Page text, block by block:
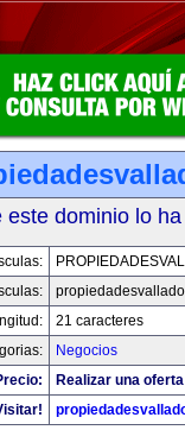
este dominio lo
21 caracteres
Negocios
Realizar una